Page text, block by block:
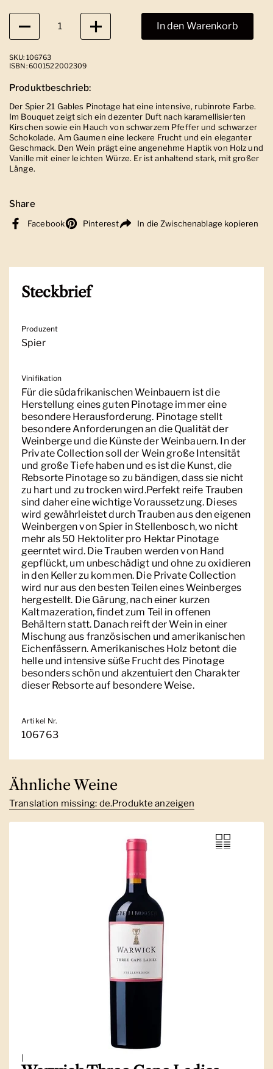
Anzahl
In den Warenkorb
SKU: 106763
ISBN: 6001522002309
Produktbeschrieb:
Der Spier 21 Gables Pinotage hat eine intensive, rubinrote Farbe.
Im Bouquet zeigt sich ein dezenter Duft nach karamellisierten
Kirschen sowie ein Hauch von schwarzem Pfeffer und schwarzer
Schokolade. Am Gaumen eine leckere Frucht und ein eleganter
Geschmack. Den Wein prägt eine angenehme Haptik von Holz und
Vanille mit einer leichten Würze. Er ist anhaltend stark, mit großer
Länge.
Share
Facebook Pinterest In die Zwischenablage kopieren
Steckbrief
Produzent
Spier
Vinifikation
Für die südafrikanischen Weinbauern ist die
Herstellung eines guten Pinotage immer eine
besondere Herausforderung. Pinotage stellt
besondere Anforderungen an die Qualität der
Weinberge und die Künste der Weinbauern. In der
Private Collection soll der Wein große Intensität
und große Tiefe haben und es ist die Kunst, die
Rebsorte Pinotage so zu bändigen, dass sie nicht
zu hart und zu trocken wird.Perfekt reife Trauben
sind daher eine wichtige Voraussetzung. Dieses
wird gewährleistet durch Trauben aus den eigenen
Weinbergen von Spier in Stellenbosch, wo nicht
mehr als 50 Hektoliter pro Hektar Pinotage
geerntet wird. Die Trauben werden von Hand
gepflückt, um unbeschädigt und ohne zu oxidieren
in den Keller zu kommen. Die Private Collection
wird nur aus den besten Teilen eines Weinberges
hergestellt. Die Gärung, nach einer kurzen
Kaltmazeration, findet zum Teil in offenen
Behältern statt. Danach reift der Wein in einer
Mischung aus französischen und amerikanischen
Eichenfässern. Amerikanisches Holz betont die
helle und intensive süße Frucht des Pinotage
besonders schön und akzentuiert den Charakter
dieser Rebsorte auf besondere Weise.
Artikel Nr.
106763
Ähnliche Weine
Translation missing: de.Produkte anzeigen